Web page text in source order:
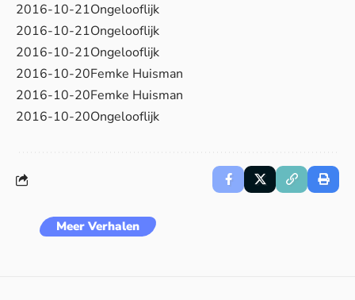
2016-10-21Ongelooflijk
2016-10-21Ongelooflijk
2016-10-21Ongelooflijk
2016-10-20Femke Huisman
2016-10-20Femke Huisman
2016-10-20Ongelooflijk
Meer Verhalen